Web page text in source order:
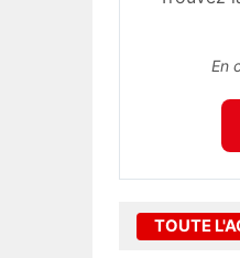
En
TOUTE